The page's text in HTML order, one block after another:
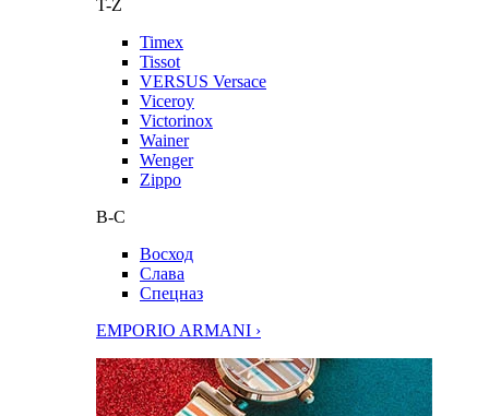
T-Z
Timex
Tissot
VERSUS Versace
Viceroy
Victorinox
Wainer
Wenger
Zippo
В-С
Восход
Слава
Спецназ
EMPORIO ARMANI ›